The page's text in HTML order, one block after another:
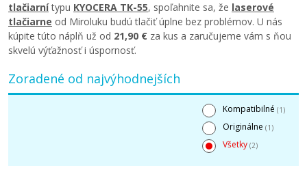
tlačiarnítypu KYOCERA TK-55, spoľahnite sa, že laserové
tlačiarne od Miroluku budú tlačiť úplne bez problémov. U nás
kúpite túto náplň už od 21,90 € za kus a zaručujeme vám s ňou
skvelú výťažnosť i úspornosť.
Zoradené od najvýhodnejších
Kompatibilné (1)
Originálne (1)
Všetky (2)